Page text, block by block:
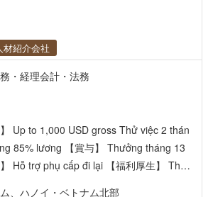
紹介会社
・経理会計・法務
】 Up to 1,000 USD gross Thử việc 2 thán
85% lương 【賞与】 Thưởng tháng 13
】 Hỗ trợ phụ cấp đi lại 【福利厚生】 Tham
、ハノイ・ベトナム北部